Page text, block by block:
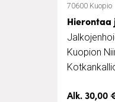
70600 Kuopio
Hierontaa
Kuopion
Alk. 30,00